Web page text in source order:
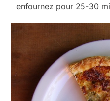
enfournez pour 25-30